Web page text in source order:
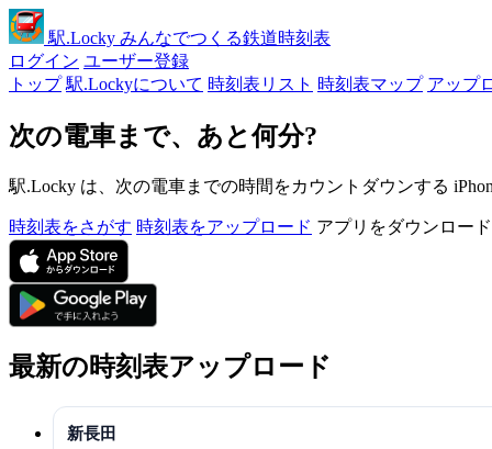
駅.Locky みんなでつくる鉄道時刻表
ログイン ユーザー登録
トップ 駅.Lockyについて 時刻表リスト 時刻表マップ アップ
次の電車まで、あと何分?
駅.Locky は、次の電車までの時間をカウントダウンする
時刻表をさがす 時刻表をアップロード アプリをダウンロード
最新の時刻表アップロード
新長田